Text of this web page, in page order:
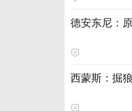
德安东尼：
西蒙斯：掘